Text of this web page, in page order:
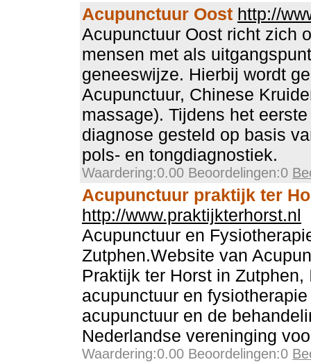
Acupunctuur Oost http://
Acupunctuur Oost richt zich
mensen met als
geneeswijze. Hierbij wordt
Acupunctuur, Chinese
massage). Tijdens het
diagnose gesteld op basis
pols- en tongdiagnostiek.
Waardering:0.00 Beoordelingen:0
Acupunctuur praktijk ter
http://www.praktijkterhorst.nl
Acupunctuur en
Zutphen.Website van
Praktijk ter Horst in
acupunctuur en
acupunctuur en de
Nederlandse vereninging
Waardering:0.00 Beoordelingen:0